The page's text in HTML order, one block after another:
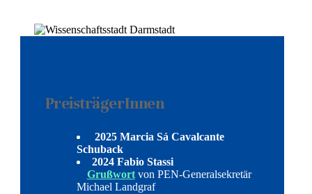
PreisträgerInnen
2025 Marcia Sá Cavalcante
Schuback
2024 Fabio Stassi
Grußwortvon PEN-Generalsekretär
Michael Landgraf